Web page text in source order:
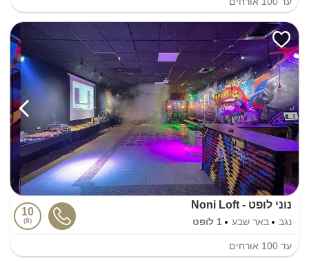
נוני לופט - Noni Loft
נגב באר שבע 1 לופט
10
8
עד 100 אורחים